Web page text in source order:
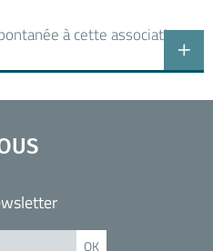
à cette association